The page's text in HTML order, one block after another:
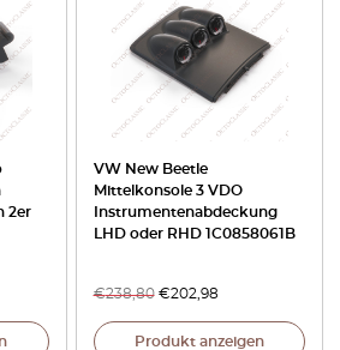
2er
VW New Beetle
Mittelkonsole 3 VDO
Instrumentenabdeckung
LHD oder RHD 1C0858061B
€238,80 €202,98
Produkt anzeigen